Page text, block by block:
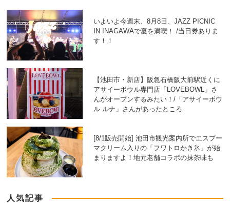
いよいよ今週末、8月8日、JAZZ PICNIC
IN INAGAWAで夏を満喫！ /当日券ありま
す！！
【池田市・新店】阪急石橋阪大前駅近くに
アサイーボウル専門店「LOVEBOWL」さ
んがオープンするみたい！/「アサイーボウ
ル ルナ」さんがあったところ
[8/1販売開始] 池田市観光案内所でエスプー
マクリーム入りの「フワトロかき氷」が始
まりますよ！地元老舗コラボの抹茶味も
人気記事